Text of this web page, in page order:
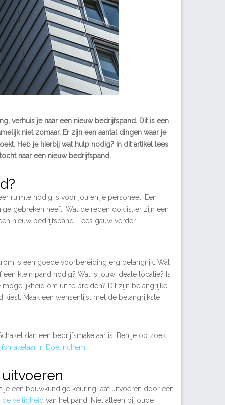
verhuis je naar een nieuw bedrijfspand. Dit is een
niet zomaar. Er zijn een aantal dingen waar je
Heb je hierbij wat hulp nodig? In dit artikel lees
naar een nieuw bedrijfspand.
ruimte nodig is voor jou en je personeel. Een
gebreken heeft. Wat de reden ook is, er zijn een
nieuw bedrijfspand. Lees gauw verder.
is een goede voorbereiding erg belangrijk. Wat
klein pand nodig? Wat is jouw ideale locatie? Is
om uit te breiden? Dit zijn belangrijke
Maak een wensenlijst met de belangrijkste
dan een bedrijfsmakelaar is. Ben je op zoek
in Doetinchem
een bouwkundige keuring laat uitvoeren door een
de veiligheid van het pand. Niet alleen bij oude